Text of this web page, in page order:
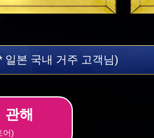
일본 국내 거주 고객님)
해
어)